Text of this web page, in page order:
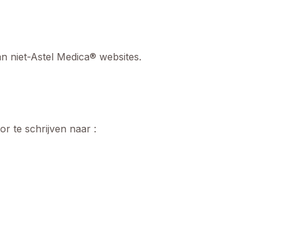
niet-Astel Medica® websites.
te schrijven naar :